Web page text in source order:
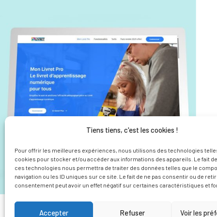
Tiens tiens, c'est les cookies !
Pour offrir les meilleures expériences, nous utilisons des technologies
cookies pour stocker et/ou accéder aux informations des appareils. Le fait
ces technologies nous permettra de traiter des données telles que le
navigation ou les ID uniques sur ce site. Le fait de ne pas consentir ou de
consentement peut avoir un effet négatif sur certaines caractéristiques et
Accepter Refuser Voir les